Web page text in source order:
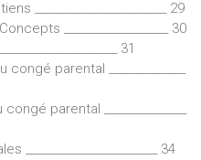
________________________ 29
___________________ 30
31
parental ______________
parental _______________
34